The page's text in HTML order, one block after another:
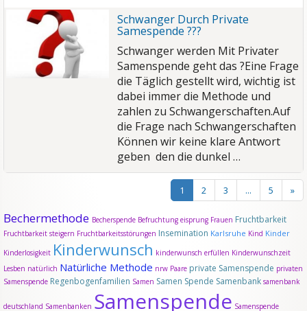
Schwanger Durch Private
Samespende ???
Schwanger werden Mit Privater
Samenspende geht das ?Eine Frage
die Täglich gestellt wird, wichtig ist
dabei immer die Methode und
zahlen zu Schwangerschaften.Auf
die Frage nach Schwangerschaften
Können wir keine klare Antwort
geben den die dunkel …
1 2 3 ... 5 »
Bechermethode Becherspende Befruchtung eisprung Frauen Fruchtbarkeit
Fruchtbarkeit steigern Fruchtbarkeitsstörungen Insemination Karlsruhe Kind Kinder
Kinderlosigkeit Kinderwunsch kinderwunsch erfüllen Kinderwunschzeit
Lesben natürlich Natürliche Methode nrw Paare private Samenspende privaten
Samenspende Regenbogenfamilien Samen Samen Spende Samenbank samenbank
deutschland Samenbanken Samenspende Samenspende